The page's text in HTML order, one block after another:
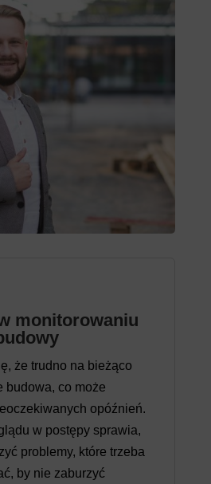
monitorowaniu
że trudno na bieżąco
budowa, co może
opóźnień.
w postępy sprawia,
problemy, które trzeba
by nie zaburzyć